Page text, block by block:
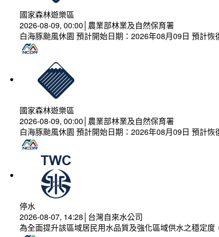
國家森林遊樂區
2026-08-09, 00:00│農業部林業及自然保育署
白海豚颱風休園 預計開始日期：2026年08月09日 預計
國家森林遊樂區
2026-08-09, 00:00│農業部林業及自然保育署
白海豚颱風休園 預計開始日期：2026年08月09日 預計
停水
2026-08-07, 14:28│台灣自來水公司
為全面提升該區域居民用水品質及強化區域供水之穩定